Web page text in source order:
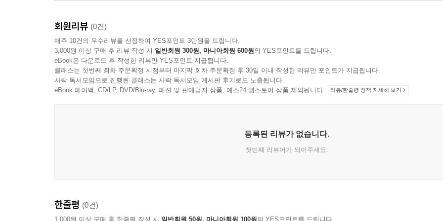
회원리뷰 (0건)
매주 10건의 우수리뷰를 선정하여 YES포인트 3만원을 드립니다.
3,000원 이상 구매 후 리뷰 작성 시 일반회원 300원, 마니아회원 600원의 YES포인트를 드립니다.
eBook은 다운로드 후 작성한 리뷰만 YES포인트 지급됩니다.
클래스는 첫번째 회차 주문확정 시점부터 마지막 회차 주문확정 후 30일 이내 작성한 리뷰만 포인트가 지급됩니다.
사락 독서모임으로 진행된 클래스는 사락 독서모임 게시판 후기로도 노출됩니다.
eBook 페이백, CD/LP, DVD/Blu-ray, 패션 및 판매금지 상품, 예스24 앱스토어 상품 제외됩니다.
리뷰/한줄평 정책 자세히 보기
등록된 리뷰가 없습니다.
첫번째 리뷰어가 되어주세요.
한줄평 (0건)
1,000원 이상 구매 후 한줄평 작성 시 일반회원 50원, 마니아회원 100원 의 YES포인트를 드립니다.